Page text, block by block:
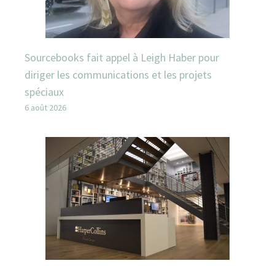
Sourcebooks fait appel à Leigh Haber pour
diriger les communications et les projets
spéciaux
6 août 2026